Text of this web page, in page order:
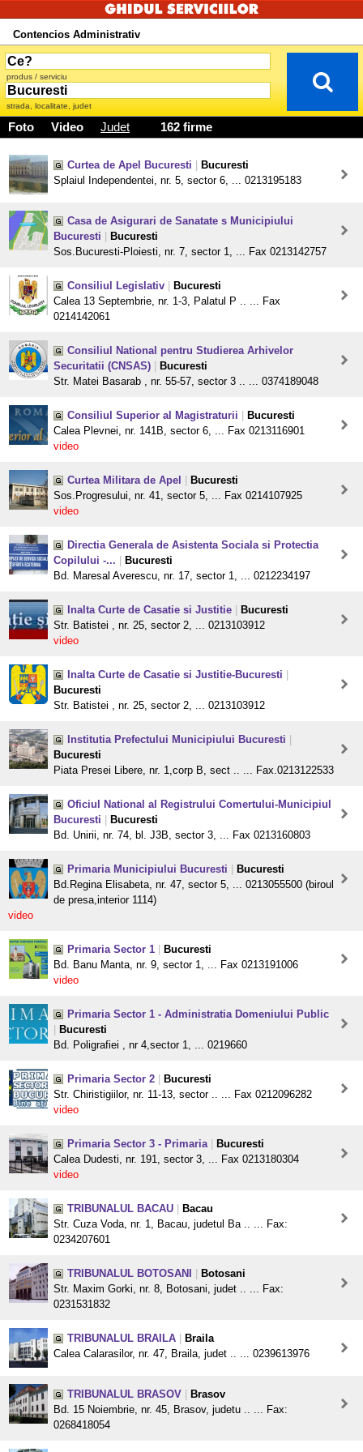
Contencios Administrativ
produs / serviciu
strada, localitate, judet
Foto Video Judet 162 firme
Curtea de Apel Bucuresti
Bucuresti
Splaiul Independentei, nr. 5, sector 6, ... 0213195183
Casa de Asigurari de Sanatate s Municipiului
Bucuresti
Bucuresti
Sos.Bucuresti-Ploiesti, nr. 7, sector 1, ... Fax 0213142757
Consiliul Legislativ
Bucuresti
Calea 13 Septembrie, nr. 1-3, Palatul P .. ... Fax
0214142061
Consiliul National pentru Studierea Arhivelor
Securitatii (CNSAS)
Bucuresti
Str. Matei Basarab , nr. 55-57, sector 3 .. ... 0374189048
Consiliul Superior al Magistraturii
Bucuresti
Calea Plevnei, nr. 141B, sector 6, ... Fax 0213116901
video
Curtea Militara de Apel
Bucuresti
Sos.Progresului, nr. 41, sector 5, ... Fax 0214107925
video
Directia Generala de Asistenta Sociala si Protectia
Copilului -...
Bucuresti
Bd. Maresal Averescu, nr. 17, sector 1, ... 0212234197
Inalta Curte de Casatie si Justitie
Bucuresti
Str. Batistei , nr. 25, sector 2, ... 0213103912
video
Inalta Curte de Casatie si Justitie-Bucuresti
Bucuresti
Str. Batistei , nr. 25, sector 2, ... 0213103912
Institutia Prefectului Municipiului Bucuresti
Bucuresti
Piata Presei Libere, nr. 1,corp B, sect .. ... Fax.0213122533
Oficiul National al Registrului Comertului-Municipiul
Bucuresti
Bucuresti
Bd. Unirii, nr. 74, bl. J3B, sector 3, ... Fax 0213160803
Primaria Municipiului Bucuresti
Bucuresti
Bd.Regina Elisabeta, nr. 47, sector 5, ... 0213055500 (biroul
de presa,interior 1114)
video
Primaria Sector 1
Bucuresti
Bd. Banu Manta, nr. 9, sector 1, ... Fax 0213191006
video
Primaria Sector 1 - Administratia Domeniului Public
Bucuresti
Bd. Poligrafiei , nr 4,sector 1, ... 0219660
Primaria Sector 2
Bucuresti
Str. Chiristigiilor, nr. 11-13, sector .. ... Fax 0212096282
video
Primaria Sector 3 - Primaria
Bucuresti
Calea Dudesti, nr. 191, sector 3, ... Fax 0213180304
video
TRIBUNALUL BACAU
Bacau
Str. Cuza Voda, nr. 1, Bacau, judetul Ba .. ... Fax:
0234207601
TRIBUNALUL BOTOSANI
Botosani
Str. Maxim Gorki, nr. 8, Botosani, judet .. ... Fax:
0231531832
TRIBUNALUL BRAILA
Braila
Calea Calarasilor, nr. 47, Braila, judet .. ... 0239613976
TRIBUNALUL BRASOV
Brasov
Bd. 15 Noiembrie, nr. 45, Brasov, judetu .. ... Fax:
0268418054